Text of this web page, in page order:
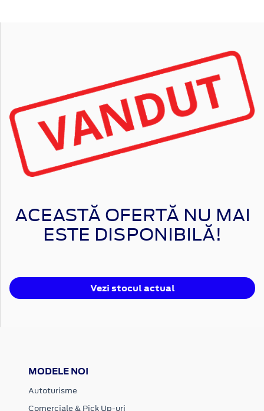
ACEASTĂ OFERTĂ NU MAI
ESTE DISPONIBILĂ!
Vezi stocul actual